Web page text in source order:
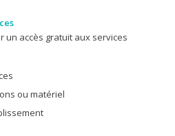
un accès gratuit aux services
ou matériel